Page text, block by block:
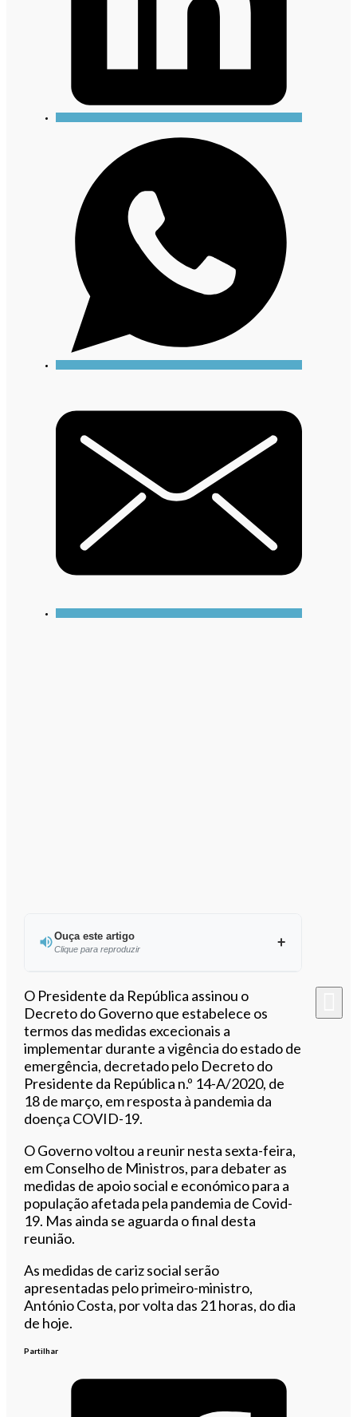
Ouça este artigo
Clique para reproduzir
Ouvir este artigo
O Presidente da República assinou o
Decreto do Governo que estabelece os
termos das medidas excecionais a
implementar durante a vigência do estado de
emergência, decretado pelo Decreto do
Presidente da República n.º 14-A/2020, de
18 de março, em resposta à pandemia da
doença COVID-19.
O Governo voltou a reunir nesta sexta-feira,
em Conselho de Ministros, para debater as
medidas de apoio social e económico para a
população afetada pela pandemia de Covid-
19. Mas ainda se aguarda o final desta
reunião.
As medidas de cariz social serão
apresentadas pelo primeiro-ministro,
António Costa, por volta das 21 horas, do dia
de hoje.
Partilhar